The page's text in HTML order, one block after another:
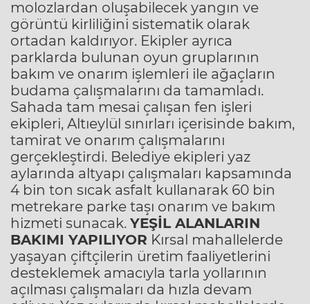
molozlardan oluşabilecek yangın ve
görüntü kirliliğini sistematik olarak
ortadan kaldırıyor. Ekipler ayrıca
parklarda bulunan oyun gruplarının
bakım ve onarım işlemleri ile ağaçların
budama çalışmalarını da tamamladı.
Sahada tam mesai çalışan fen işleri
ekipleri, Altıeylül sınırları içerisinde bakım,
tamirat ve onarım çalışmalarını
gerçekleştirdi. Belediye ekipleri yaz
aylarında altyapı çalışmaları kapsamında
4 bin ton sıcak asfalt kullanarak 60 bin
metrekare parke taşı onarım ve bakım
hizmeti sunacak. YEŞİL ALANLARIN
BAKIMI YAPILIYOR Kırsal mahallelerde
yaşayan çiftçilerin üretim faaliyetlerini
desteklemek amacıyla tarla yollarının
açılması çalışmaları da hızla devam